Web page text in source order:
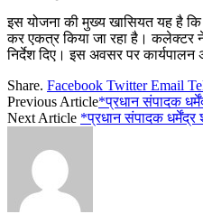
इस योजना की मुख्य खासियत यह है कि
कर एकत्र किया जा रहा है। कलेक्टर
निर्देश दिए। इस अवसर पर
Share. Facebook Twitter Email
Previous Article*प्रधान संपादक
Next Article *प्रधान संपादक